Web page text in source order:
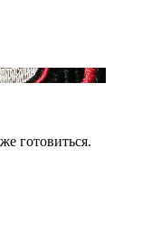
готовиться.